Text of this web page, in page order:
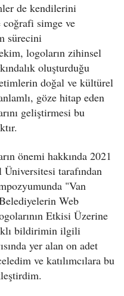
de kendilerini
simge ve
sürecini
logoların zihinsel
oluşturduğu
doğal ve kültürel
göze hitap eden
geliştirmesi bu
önemi hakkında 2021
Üniversitesi tarafından
"Van
Web
Etkisi Üzerine
bildirimin ilgili
yer alan on adet
ve katılımcılara bu